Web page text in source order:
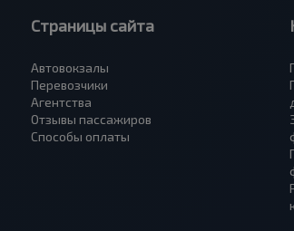
Страницы сайта
Автовокзалы
Перевозчики
Агентства
Отзывы пассажиров
Способы оплаты